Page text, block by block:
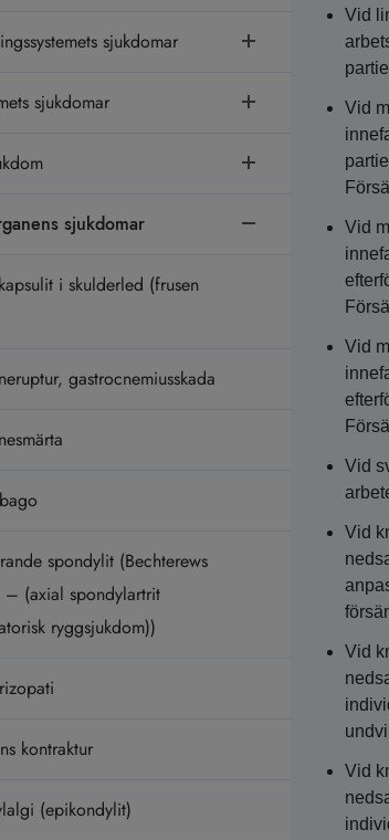
sjukdomar
sjukdomar
sjukdomar
i skulderled (frusen
gastrocnemiusskada
spondylit (Bechterews
– (axial spondylartrit
ryggsjukdom))
kontraktur
(epikondylit)
Vid
Vid
Vid
Vid
Vid
Vid
Vid
Vid